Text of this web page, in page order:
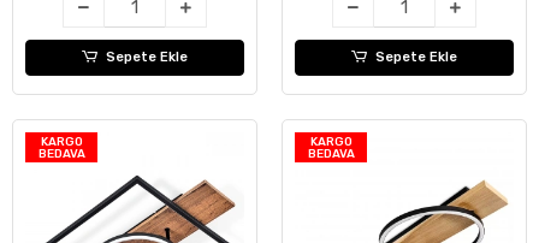
Sepete Ekle Sepete Ekle
KARGO
BEDAVA
KARGO
BEDAVA